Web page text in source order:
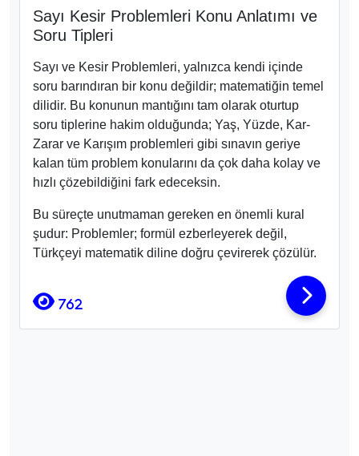
Sayı Kesir Problemleri Konu Anlatımı ve
Soru Tipleri
Sayı ve Kesir Problemleri, yalnızca kendi içinde
soru barındıran bir konu değildir; matematiğin temel
dilidir. Bu konunun mantığını tam olarak oturtup
soru tiplerine hakim olduğunda; Yaş, Yüzde, Kar-
Zarar ve Karışım problemleri gibi sınavın geriye
kalan tüm problem konularını da çok daha kolay ve
hızlı çözebildiğini fark edeceksin.
Bu süreçte unutmaman gereken en önemli kural
şudur: Problemler; formül ezberleyerek değil,
Türkçeyi matematik diline doğru çevirerek çözülür.
762